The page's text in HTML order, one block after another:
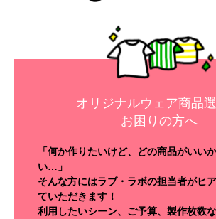
オリジナルウェア商品
お困りの方へ
「何か作りたいけど、どの商品がいい
い…」
そんな方にはラブ・ラボの担当者がヒ
ていただきます！
利用したいシーン、ご予算、製作枚数